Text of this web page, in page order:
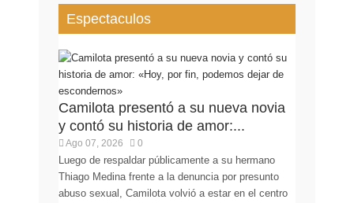
Espectaculos
Camilota presentó a su nueva novia
y contó su historia de amor:...
Ago 07, 2026 0
Luego de respaldar públicamente a su hermano
Thiago Medina frente a la denuncia por presunto
abuso sexual, Camilota volvió a estar en el centro